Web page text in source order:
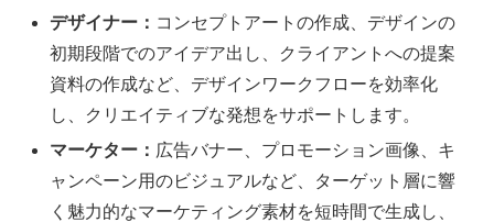
デザイナー： コンセプトアートの作成、デザインの
初期段階でのアイデア出し、クライアントへの提案
資料の作成など、デザインワークフローを効率化
し、クリエイティブな発想をサポートします。
マーケター： 広告バナー、プロモーション画像、キ
ャンペーン用のビジュアルなど、ターゲット層に響
く魅力的なマーケティング素材を短時間で生成し、